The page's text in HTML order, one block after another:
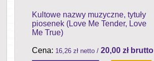
Kultowe nazwy muzyczne, tytuły
piosenek (Love Me Tender, Love
Me True)
Cena: 16,26 zł netto / 20,00 zł brutto